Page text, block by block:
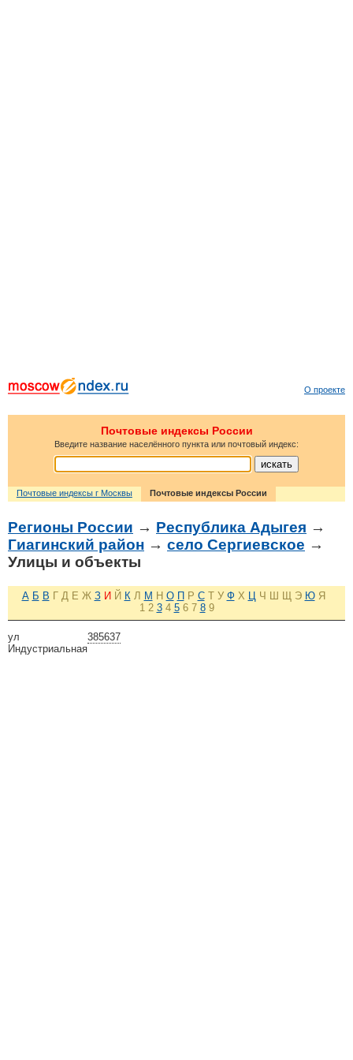
О проекте
Почтовые индексы России
Введите название населённого пункта или почтовый индекс:
Почтовые индексы г Москвы Почтовые индексы России
Регионы России → Республика Адыгея →
Гиагинский район → село Сергиевское →
Улицы и объекты
А Б В Г Д Е Ж З И Й К Л М Н О П Р С Т У Ф Х Ц Ч Ш Щ Э Ю Я
1 2 3 4 5 6 7 8 9
385637
ул
Индустриальная